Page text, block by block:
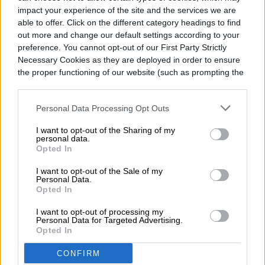
impact your experience of the site and the services we are
able to offer. Click on the different category headings to find
out more and change our default settings according to your
preference. You cannot opt-out of our First Party Strictly
Necessary Cookies as they are deployed in order to ensure
the proper functioning of our website (such as prompting the
Personal Data Processing Opt Outs
I want to opt-out of the Sharing of my
personal data.
Opted In
I want to opt-out of the Sale of my
Personal Data.
Opted In
I want to opt-out of processing my
Personal Data for Targeted Advertising.
Opted In
CONFIRM
TELEFONÍA CELULAR
OnePlus anuncia su
primera beta de ColorOS